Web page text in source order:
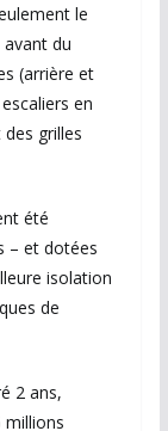
le
du
(arrière et
en
grilles
été
– et dotées
isolation
de
2 ans,
millions